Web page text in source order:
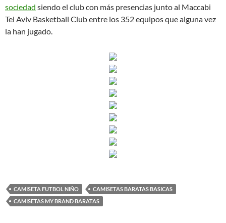
sociedad siendo el club con más presencias junto al Maccabi
Tel Aviv Basketball Club entre los 352 equipos que alguna vez
la han jugado.
CAMISETA FUTBOL NIÑO
CAMISETAS BARATAS BASICAS
CAMISETAS MY BRAND BARATAS